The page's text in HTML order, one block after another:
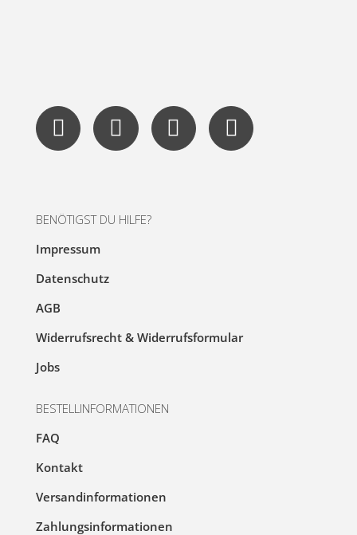
BENÖTIGST DU HILFE?
Impressum
Datenschutz
AGB
Widerrufsrecht & Widerrufsformular
Jobs
BESTELLINFORMATIONEN
FAQ
Kontakt
Versandinformationen
Zahlungsinformationen